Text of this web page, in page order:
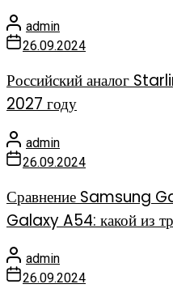
admin
26.09.2024
Российский аналог
2027 году
admin
26.09.2024
Сравнение Samsung
Galaxy A54: какой из
admin
26.09.2024